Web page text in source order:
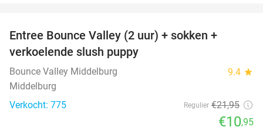
Entree Bounce Valley (2 uur) + sokken +
verkoelende slush puppy
Bounce Valley Middelburg 9.4 star
Middelburg
Verkocht: 775
Regulier €21,95
€10,95